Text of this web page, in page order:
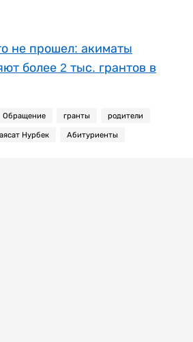
не прошел: акиматы
более 2 тыс. грантов в
Обращение гранты родители
Нурбек Абитуриенты